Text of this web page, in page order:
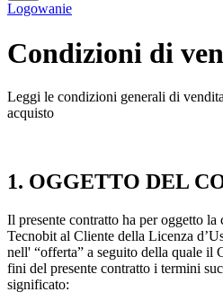
Logowanie
Condizioni di
Leggi le condizioni generali di
acquisto
1. OGGETTO DEL
Il presente contratto ha per oggetto la
Tecnobit al Cliente della Licenza
nell' “offerta” a seguito della quale il
fini del presente contratto i termini
significato: